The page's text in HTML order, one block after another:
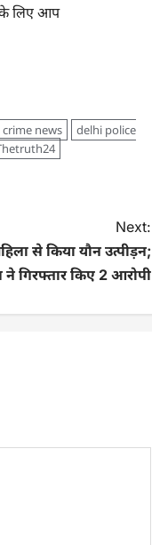
के लिए आप
crime news
delhi police
Next:
से किया यौन उत्पीड़न;
गिरफ्तार किए 2 आरोपी